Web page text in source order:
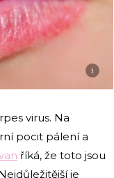
i
virus. Na
pocit pálení a
říká, že toto jsou
je